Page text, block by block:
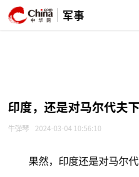
军事
印度，还是对马尔代夫
牛弹琴 2024-03-04 10:56:10
果然，印度还是对马尔代